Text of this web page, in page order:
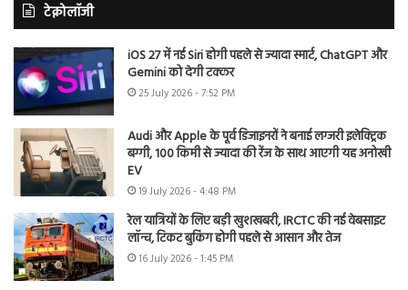
टेक्नोलॉजी
iOS 27 में नई Siri होगी पहले से ज्यादा स्मार्ट, ChatGPT और
Gemini को देगी टक्कर
25 July 2026 - 7:52 PM
Audi और Apple के पूर्व डिजाइनरों ने बनाई लग्जरी इलेक्ट्रिक
बग्गी, 100 किमी से ज्यादा की रेंज के साथ आएगी यह अनोखी
EV
19 July 2026 - 4:48 PM
रेल यात्रियों के लिए बड़ी खुशखबरी, IRCTC की नई वेबसाइट
लॉन्च, टिकट बुकिंग होगी पहले से आसान और तेज
16 July 2026 - 1:45 PM